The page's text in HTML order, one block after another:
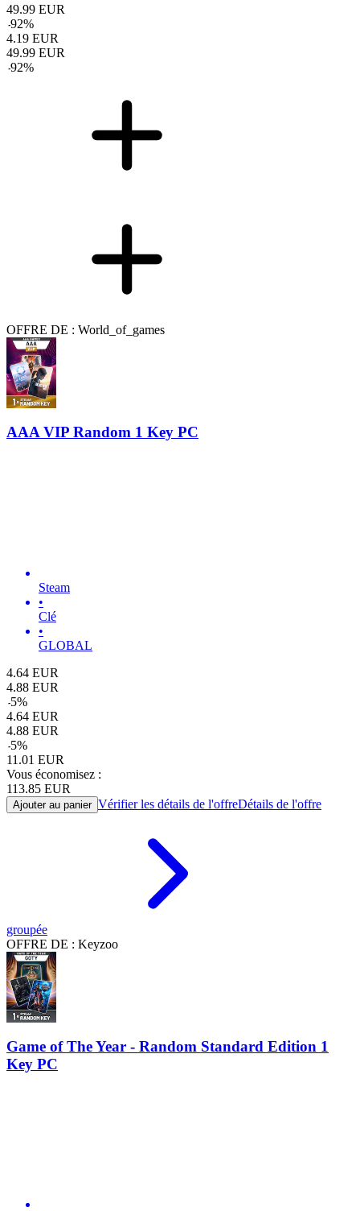
49.99 EUR
-92%
4.19 EUR
49.99 EUR
-92%
OFFRE DE : World_of_games
AAA VIP Random 1 Key PC
Steam
•
Clé
•
GLOBAL
4.64 EUR
4.88 EUR
-5%
4.64 EUR
4.88 EUR
-5%
11.01 EUR
Vous économisez :
113.85 EUR
Ajouter au panier Vérifier les détails de l'offreDétails de l'offre
groupée
OFFRE DE : Keyzoo
Game of The Year - Random Standard Edition 1
Key PC